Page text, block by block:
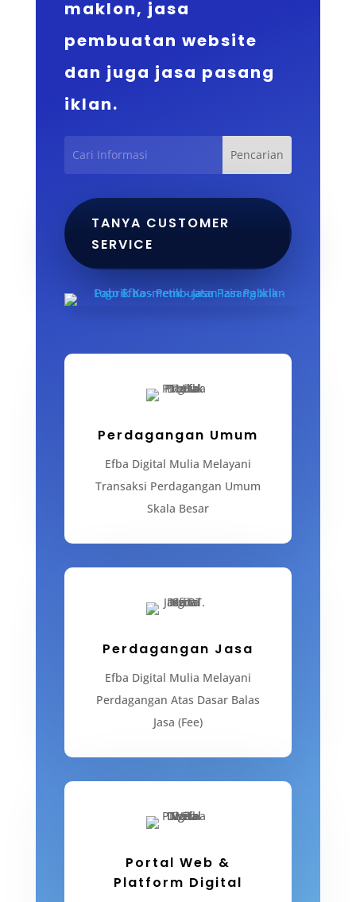
maklon, jasa
pembuatan website
dan juga jasa pasang
iklan.
TANYA CUSTOMER
SERVICE
Perdagangan Umum
Efba Digital Mulia Melayani
Transaksi Perdagangan Umum
Skala Besar
Perdagangan Jasa
Efba Digital Mulia Melayani
Perdagangan Atas Dasar Balas
Jasa (Fee)
Portal Web &
Platform Digital